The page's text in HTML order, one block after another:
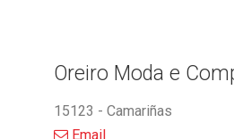
Oreiro Moda e
15123 - Camariñas
Email